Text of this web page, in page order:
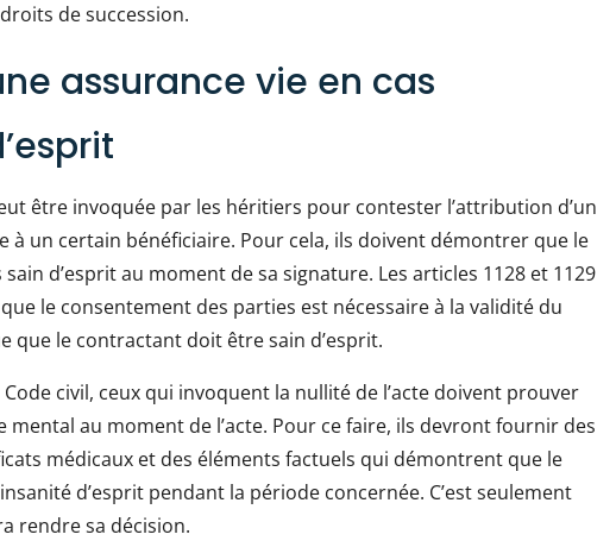
de succession.
assurance vie en cas
être invoquée par les héritiers pour contester l’attribution d’un
à un certain bénéficiaire. Pour cela, ils doivent démontrer que le
d’esprit au moment de sa signature. Les articles 1128 et 1129
le consentement des parties est nécessaire à la validité du
que le contractant doit être sain d’esprit.
Code civil, ceux qui invoquent la nullité de l’acte doivent prouver
mental au moment de l’acte. Pour ce faire, ils devront fournir des
médicaux et des éléments factuels qui démontrent que le
d’esprit pendant la période concernée. C’est seulement
rendre sa décision.